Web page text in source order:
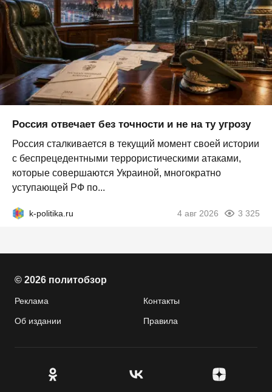
Россия отвечает без точности и не на ту угрозу
Россия сталкивается в текущий момент своей истории
с беспрецедентными террористическими атаками,
которые совершаются Украиной, многократно
уступающей РФ по...
k-politika.ru 4 авг 2026 3 325
© 2026 политобзор
Реклама Контакты
Об издании Правила